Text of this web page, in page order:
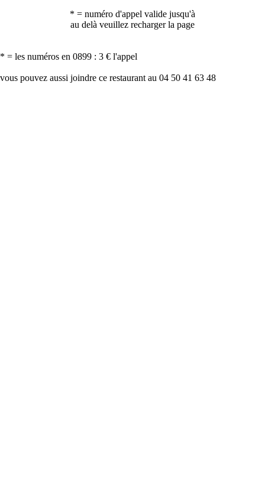
* = numéro d'appel valide jusqu'à
au delà veuillez recharger la page
* = les numéros en 0899 : 3 € l'appel
vous pouvez aussi joindre ce restaurant au 04 50 41 63 48